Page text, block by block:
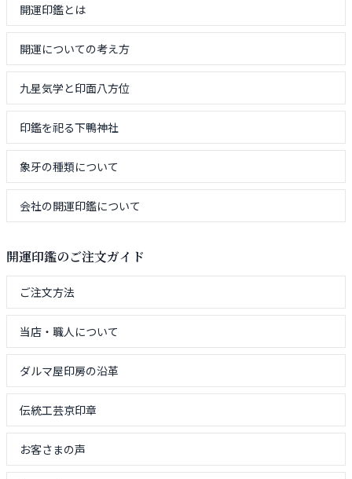
開運印鑑とは
開運についての考え方
九星気学と印面八方位
印鑑を祀る下鴨神社
象牙の種類について
会社の開運印鑑について
開運印鑑のご注文ガイド
ご注文方法
当店・職人について
ダルマ屋印房の沿革
伝統工芸京印章
お客さまの声